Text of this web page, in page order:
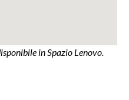
in Spazio Lenovo.